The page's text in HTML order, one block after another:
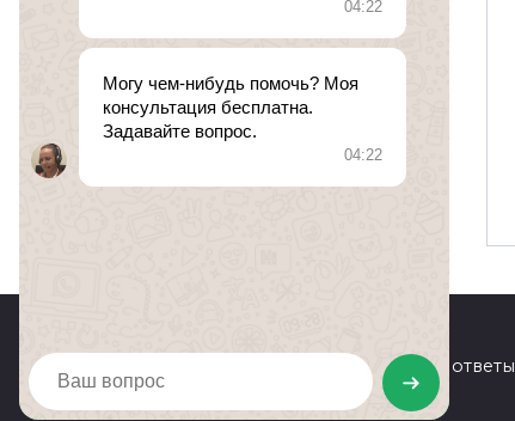
увольнение по
ОШМ
№ 510410.
26 февраля 2018
© 2026 Юридические вопросы и ответы